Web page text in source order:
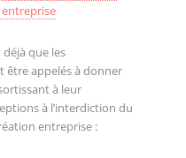
que les
appelés à donner
à leur
à l’interdiction du
entreprise :